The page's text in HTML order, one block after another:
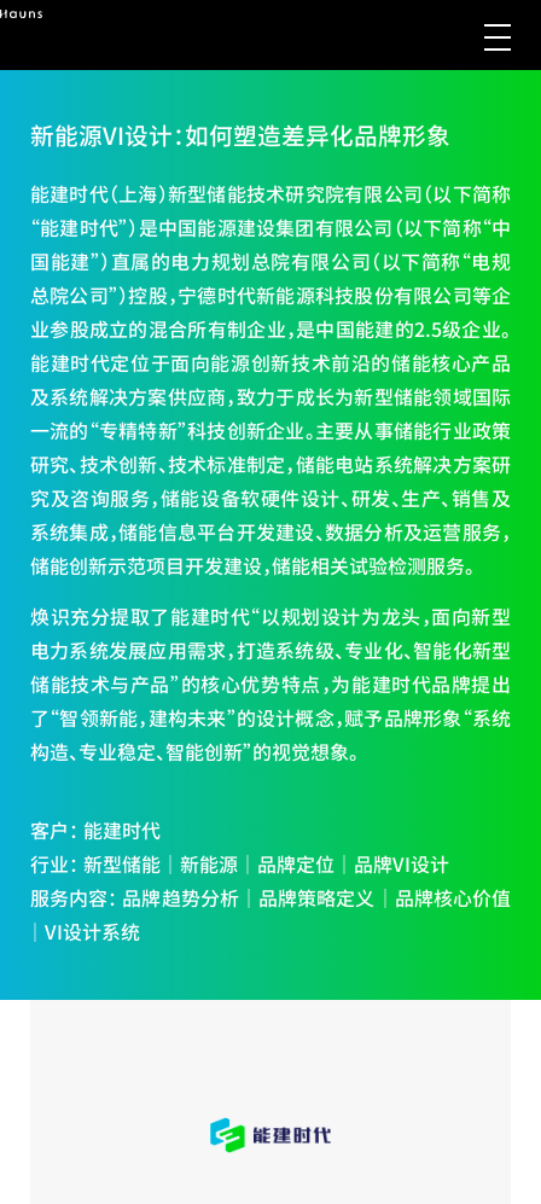
新能源VI设计：如何塑造差异化品牌形象
能建时代（上海）新型储能技术研究院有限公司（以下简称
“能建时代”）是中国能源建设集团有限公司（以下简称“中
国能建”）直属的电力规划总院有限公司（以下简称“电规
总院公司”）控股，宁德时代新能源科技股份有限公司等企
业参股成立的混合所有制企业，是中国能建的2.5级企业。
能建时代定位于面向能源创新技术前沿的储能核心产品
及系统解决方案供应商，致力于成长为新型储能领域国际
一流的“专精特新”科技创新企业。主要从事储能行业政策
研究、技术创新、技术标准制定，储能电站系统解决方案研
究及咨询服务，储能设备软硬件设计、研发、生产、销售及
系统集成，储能信息平台开发建设、数据分析及运营服务，
储能创新示范项目开发建设，储能相关试验检测服务。
焕识充分提取了能建时代“以规划设计为龙头，面向新型
电力系统发展应用需求，打造系统级、专业化、智能化新型
储能技术与产品”的核心优势特点，为能建时代品牌提出
了“智领新能，建构未来”的设计概念，赋予品牌形象“系统
构造、专业稳定、智能创新”的视觉想象。
客户： 能建时代
行业： 新型储能 ｜ 新能源 ｜ 品牌定位 ｜ 品牌VI设计
服务内容： 品牌趋势分析 ｜ 品牌策略定义 ｜ 品牌核心价值
｜ VI设计系统